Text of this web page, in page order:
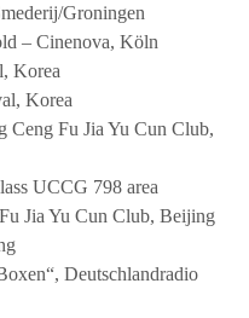
Groningen
– Cinenova, Köln
Korea
Korea
Ceng Fu Jia Yu Cun Club,
UCCG 798 area
Jia Yu Cun Club, Beijing
Deutschlandradio